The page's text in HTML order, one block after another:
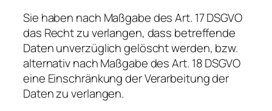
Sie haben nach Maßgabe des Art. 17 DSGVO
das Recht zu verlangen, dass betreffende
Daten unverzüglich gelöscht werden, bzw.
alternativ nach Maßgabe des Art. 18 DSGVO
eine Einschränkung der Verarbeitung der
Daten zu verlangen.